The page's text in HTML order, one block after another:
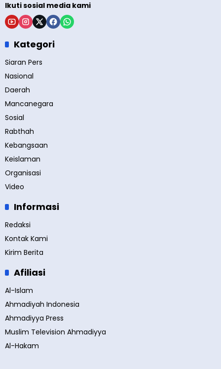
Ikuti sosial media kami
Kategori
Siaran Pers
Nasional
Daerah
Mancanegara
Sosial
Rabthah
Kebangsaan
Keislaman
Organisasi
Video
Informasi
Redaksi
Kontak Kami
Kirim Berita
Afiliasi
Al-Islam
Ahmadiyah Indonesia
Ahmadiyya Press
Muslim Television Ahmadiyya
Al-Hakam